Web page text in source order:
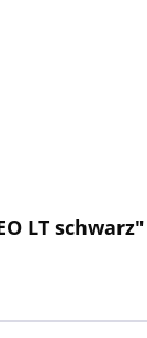
LT schwarz"